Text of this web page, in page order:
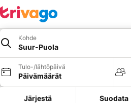
Kohde
Suur-Puola
Tulo-/lähtöpäivä
Päivämäärät
Järjestä Suodata